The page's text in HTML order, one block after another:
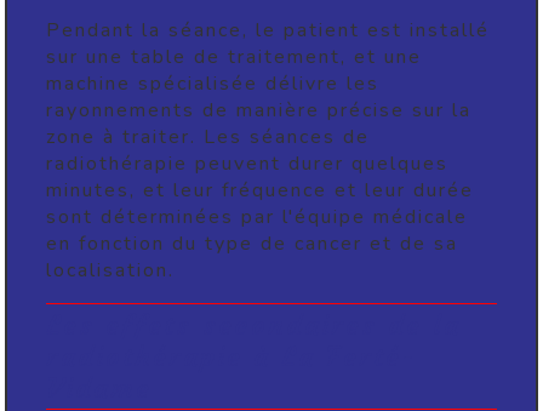
Pendant la séance, le patient est installé
sur une table de traitement, et une
machine spécialisée délivre les
rayonnements de manière précise sur la
zone à traiter. Les séances de
radiothérapie peuvent durer quelques
minutes, et leur fréquence et leur durée
sont déterminées par l'équipe médicale
en fonction du type de cancer et de sa
localisation.